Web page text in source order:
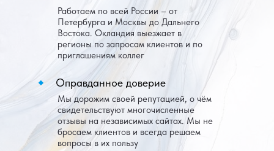
Работаем по всей России – от
Петербурга и Москвы до Дальнего
Востока. Окландия выезжает в
регионы по запросам клиентов и по
приглашениям коллег
Оправданное доверие
Мы дорожим своей репутацией, о чём
свидетельствуют многочисленные
отзывы на независимых сайтах. Мы не
бросаем клиентов и всегда решаем
вопросы в их пользу